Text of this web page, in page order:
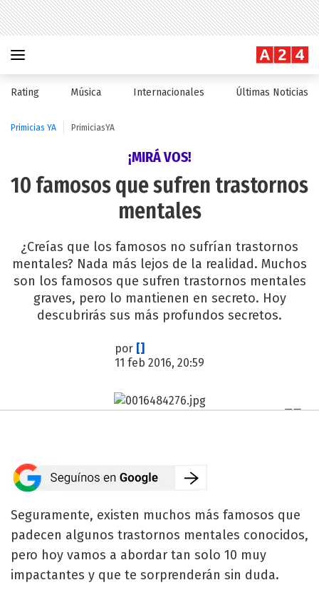
Rating Música Internacionales Últimas Noticias
Primicias YA PrimiciasYA
¡MIRÁ VOS!
10 famosos que sufren trastornos
mentales
¿Creías que los famosos no sufrían trastornos
mentales? Nada más lejos de la realidad. Muchos
son los famosos que sufren trastornos mentales
graves, pero lo mantienen en secreto. Hoy
descubrirás sus más profundos secretos.
por []
11 feb 2016, 20:59
Seguramente, existen muchos más famosos que
padecen algunos trastornos mentales conocidos,
pero hoy vamos a abordar tan solo 10 muy
impactantes y que te sorprenderán sin duda.